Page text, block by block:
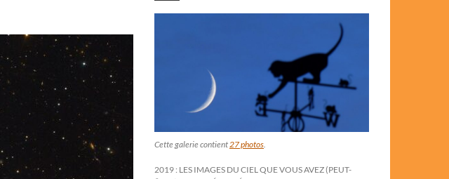
Cette galerie contient27 photos.
2019 : LES IMAGES DU CIEL QUE VOUS AVEZ (PEUT-